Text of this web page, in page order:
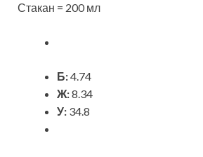
Стакан = 200 мл
Б:4.74
Ж:8.34
У: 34.8